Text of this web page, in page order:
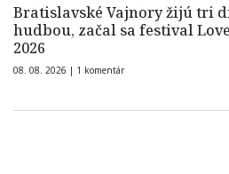
Bratislavské Vajnory žijú tri
hudbou, začal sa festival
2026
08. 08. 2026 | 1 komentár